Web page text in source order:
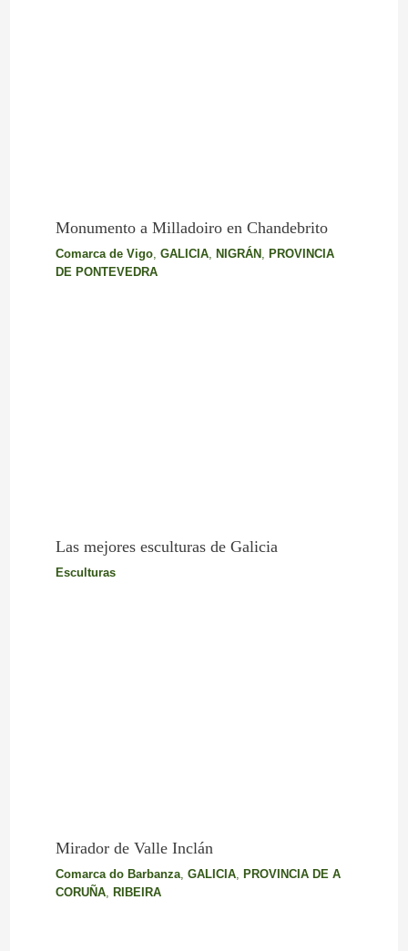
Monumento a Milladoiro en Chandebrito
Comarca de Vigo, GALICIA, NIGRÁN, PROVINCIA
DE PONTEVEDRA
Las mejores esculturas de Galicia
Esculturas
Mirador de Valle Inclán
Comarca do Barbanza, GALICIA,
PROVINCIA DE A
CORUÑA, RIBEIRA